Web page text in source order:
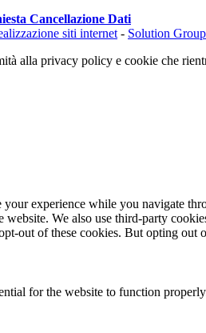
Cancellazione Dati
siti internet- Solution
alla privacy policy e cookie che
experience while you navigate
We also use third-party
out of these cookies. But opting
for the website to function